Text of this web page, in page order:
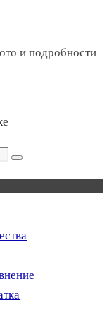
и подробности
Поиск